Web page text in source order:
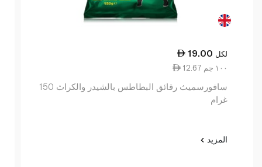
19.00 لكل
12.67 ١٠٠ جم
سافورسميث رقائق البطاطس بالشيدر والكراث 150
غرام
المزيد